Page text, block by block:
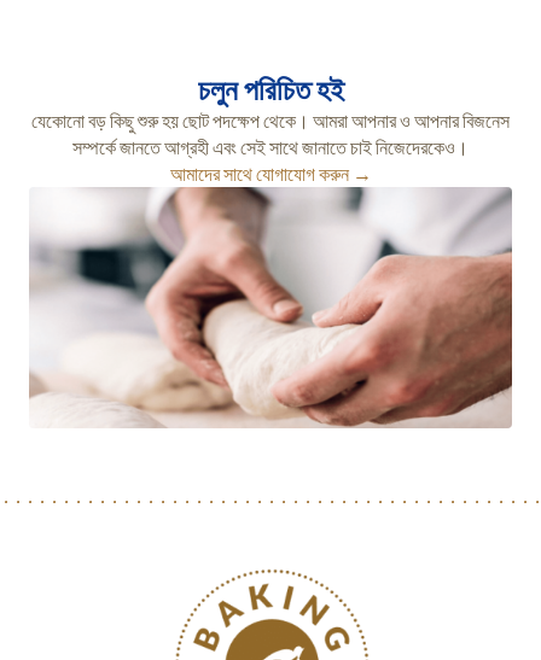
চলুন পরিচিত হই
যেকোনো বড় কিছু শুরু হয় ছোট পদক্ষেপ থেকে। আমরা আপনার ও আপনার বিজনেস
সম্পর্কে জানতে আগ্রহী এবং সেই সাথে জানাতে চাই নিজেদেরকেও।
আমাদের সাথে যোগাযোগ করুন →